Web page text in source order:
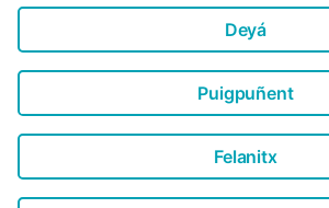
Deyá
Puigpuñent
Felanitx